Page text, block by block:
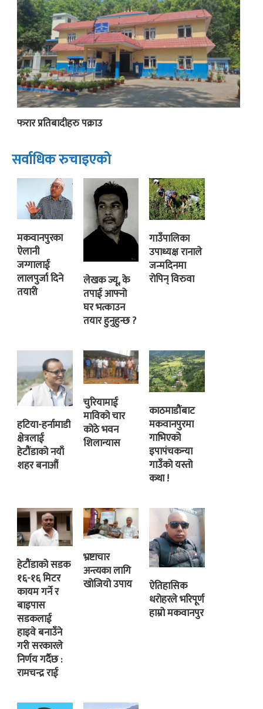
फरार प्रतिबादीहरु पक्राउ
सर्वाधिक रुचाइएको
मकवानपुरका
ऐलानी
जग्गालाई
लालपुर्जा दिने
तयारी
लेखक ज्यू, के
तपाई आफ्नो
घर भत्काउन
तयार हुनुहुन्छ ?
गाउँपालिका
उपाध्यक्ष रानाले
जन्मदिनमा
रोपिन् विरुवा
हटिया-हर्नामाडी
क्षेत्रलाई
हेटौंडाको नयाँ
शहर बनाऔं
चुरियामाई
माविको चार
कोठे भवन
शिलान्यास
काठमाडौंबाट
मकवानपुरमा
गाभिएको
इपापंचकन्या
गाउँको यस्तो
कथा !
हेटौंडाको सडक
१६-१६ मिटर
कायम गर्ने र
बाइपास
सडकलाई
हाइवे बनाउँने
गरी सरकारले
निर्णय गर्दैछ :
रामचन्द्र राई
भ्रष्टाचार
अन्त्यका लागि
खोजियो उपाय
ऐतिहासिक
धरोहरले भरिपूर्ण
हाम्रो मकवानपुर